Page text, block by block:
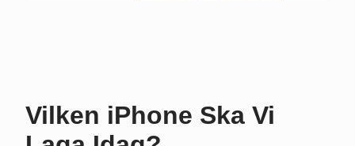
Vilken iPhone Ska Vi